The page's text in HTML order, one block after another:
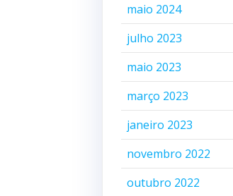
maio 2024
julho 2023
maio 2023
março 2023
janeiro 2023
novembro 2022
outubro 2022